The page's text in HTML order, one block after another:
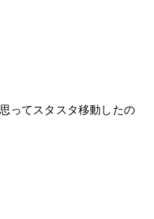
ってスタスタ移動したの